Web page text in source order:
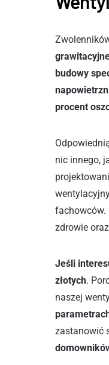
budowy
procent
nic innego,
fachowców.
zdrowie
Jeśli
złotych.
naszej
zastanowić